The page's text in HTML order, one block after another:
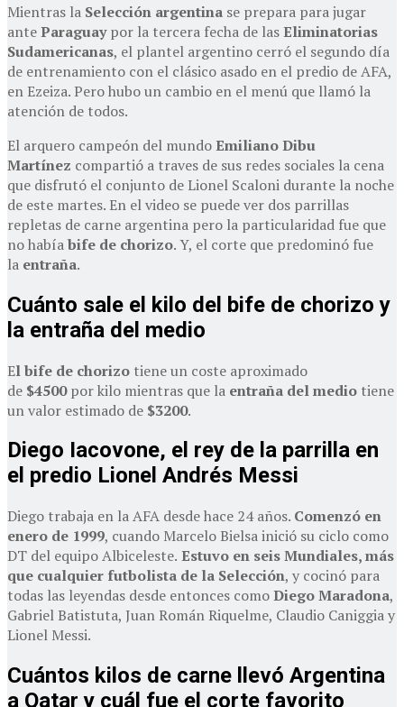
Mientras la Selección argentina se prepara para jugar
anteParaguaypor la tercera fecha de lasEliminatorias
Sudamericanas, el plantel argentino cerró el segundo día
de entrenamiento con el clásico asado en el predio de AFA,
en Ezeiza. Pero hubo un cambio en el menú que llamó la
atención de todos.
El arquero campeón del mundoEmiliano Dibu
Martínez compartió a traves de sus redes sociales la cena
que disfrutó el conjunto de Lionel Scaloni durante la noche
de este martes. En el video se puede ver dos parrillas
repletas de carne argentina pero la particularidad fue que
no habíabife de chorizo. Y, el corte que predominó fue
la entraña.
Cuánto sale el kilo del bife de chorizo y
la entraña del medio
El bife de chorizo tiene un coste aproximado
de $4500por kilo mientras que la entraña del medio tiene
un valor estimado de $3200.
Diego Iacovone, el rey de la parrilla en
el predio Lionel Andrés Messi
Diego trabaja en la AFA desde hace 24 años. Comenzó en
enero de 1999, cuando Marcelo Bielsa inició su ciclo como
DT del equipo Albiceleste. Estuvo en seis Mundiales, más
que cualquier futbolista de la Selección, y cocinó para
todas las leyendas desde entonces comoDiego Maradona,
Gabriel Batistuta, Juan Román Riquelme, Claudio Caniggia y
Lionel Messi.
Cuántos kilos de carne llevó Argentina
a Qatar y cuál fue el corte favorito